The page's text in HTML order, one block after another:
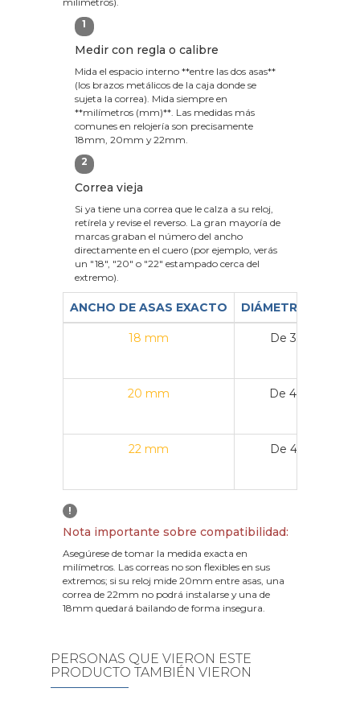
1
Medir con regla o calibre
Mida el espacio interno **entre las dos asas**
(los brazos metálicos de la caja donde se
sujeta la correa). Mida siempre en
**milímetros (mm)**. Las medidas más
comunes en relojería son precisamente
18mm, 20mm y 22mm.
2
Correa vieja
Si ya tiene una correa que le calza a su reloj,
retírela y revise el reverso. La gran mayoría de
marcas graban el número del ancho
directamente en el cuero (por ejemplo, verás
un "18", "20" o "22" estampado cerca del
extremo).
ANCHO DE ASAS EXACTO DIÁMETRO DE
18 mm De 36 mm a
20 mm De 40 mm a
22 mm De 43 mm a
!
Nota importante sobre compatibilidad:
Asegúrese de tomar la medida exacta en
milímetros. Las correas no son flexibles en sus
extremos; si su reloj mide 20mm entre asas, una
correa de 22mm no podrá instalarse y una de
18mm quedará bailando de forma insegura.
PERSONAS QUE VIERON ESTE
PRODUCTO TAMBIÉN VIERON